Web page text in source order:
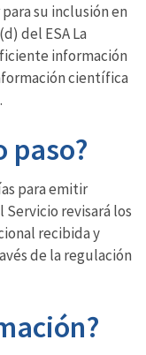
su inclusión en
del ESA La
información
científica
paso?
para emitir
revisará los
recibida y
de la regulación